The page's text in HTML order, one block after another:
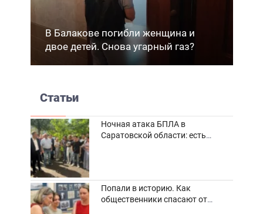
В Балакове погибли женщина и
двое детей. Снова угарный газ?
Статьи
Ночная атака БПЛА в
Саратовской области: есть
Попали в историю. Как
общественники спасают от